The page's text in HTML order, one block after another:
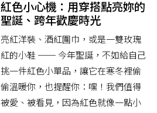
紅色小心機：用穿搭點亮妳的
聖誕、跨年歡慶時光
亮紅洋裝、酒紅圍巾，或是一雙玫瑰
紅的小鞋 ── 今年聖誕，不如給自己
挑一件紅色小單品，讓它在寒冬裡偷
偷溫暖你，也提醒你：嘿！我們值得
被愛、被看見，因為紅色就像一點小